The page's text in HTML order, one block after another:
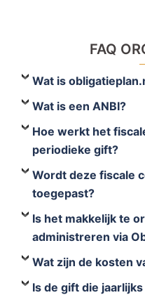
FAQ
Wat is
Wat is een ANBI?
Hoe werkt het
periodieke gift?
Wordt deze fiscale
toegepast?
Is het makkelijk te
administreren via
Wat zijn de kosten
Is de gift die